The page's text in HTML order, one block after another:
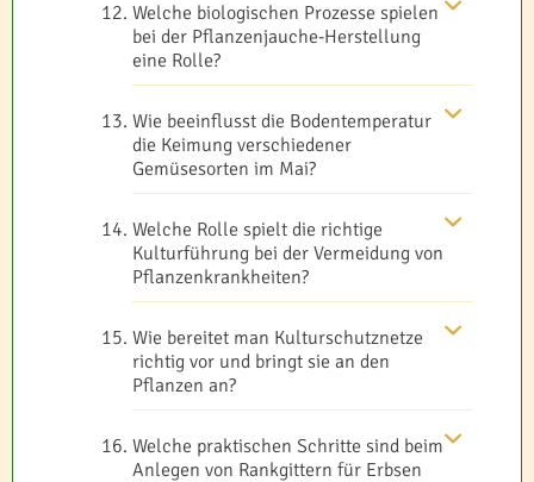
Welche biologischen Prozesse spielen
bei der Pflanzenjauche-Herstellung
eine Rolle?
Wie beeinflusst die Bodentemperatur
die Keimung verschiedener
Gemüsesorten im Mai?
Welche Rolle spielt die richtige
Kulturführung bei der Vermeidung von
Pflanzenkrankheiten?
Wie bereitet man Kulturschutznetze
richtig vor und bringt sie an den
Pflanzen an?
Welche praktischen Schritte sind beim
Anlegen von Rankgittern für Erbsen